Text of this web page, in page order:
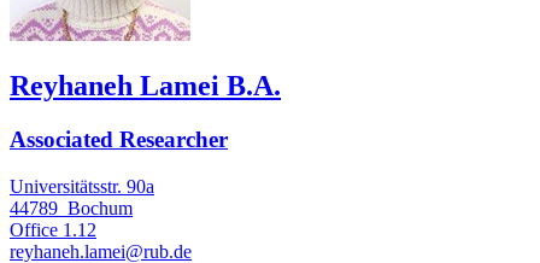
Reyhaneh Lamei B.A.
Associated Researcher
Universitätsstr. 90a
44789 Bochum
Office 1.12
reyhaneh.lamei@rub.de